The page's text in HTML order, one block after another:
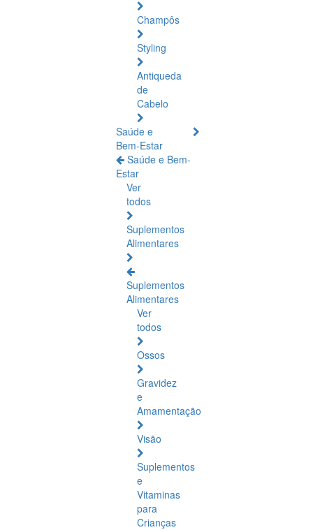
Champôs
Styling
Antiqueda
de
Cabelo
Saúde e
Bem-Estar
Saúde e Bem-
Estar
Ver
todos
Suplementos
Alimentares
Suplementos
Alimentares
Ver
todos
Ossos
Gravidez
e
Amamentação
Visão
Suplementos
e
Vitaminas
para
Crianças